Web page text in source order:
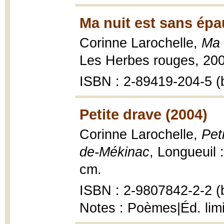
Ma nuit est sans
Corinne Larochelle, Ma
Les Herbes rouges,
ISBN : 2-89419-204-5
Petite drave (2004)
Corinne Larochelle,
de-Mékinac, Longueuil
cm.
ISBN : 2-9807842-2-2
Notes : Poèmes|Éd.